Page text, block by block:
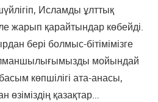
Исламды ұлттық
жарып қарайтындар көбейді.
бері болмыс-бітімімізге
мойындай
көпшілігі ата-анасы,
өзіміздің қазақтар…